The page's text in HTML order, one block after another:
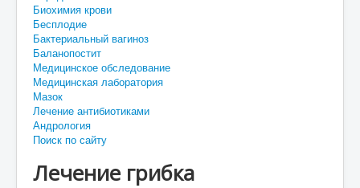
Биохимия крови
Бесплодие
Бактериальный вагиноз
Баланопостит
Медицинское обследование
Медицинская лаборатория
Мазок
Лечение антибиотиками
Андрология
Поиск по сайту
Лечение грибка